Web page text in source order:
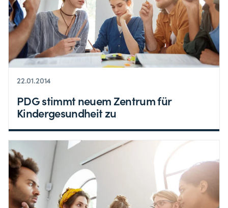
22.01.2014
PDG stimmt neuem Zentrum für
Kindergesundheit zu